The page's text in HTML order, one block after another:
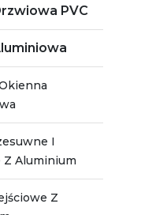
PVC
I
Z Aluminium
Z